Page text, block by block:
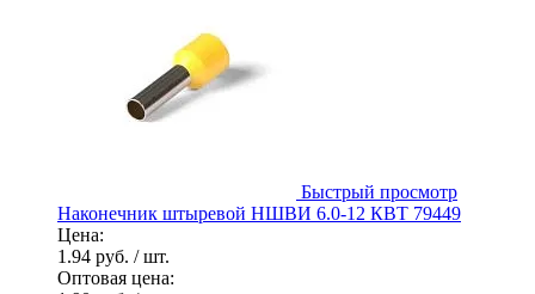
Быстрый просмотр
Наконечник штыревой НШВИ 6.0-12 КВТ 79449
Цена:
1.94 руб. / шт.
Оптовая цена: